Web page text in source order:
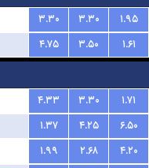
۳.۳۰ ۳.۳۰
۱.۹۵
۴.۷۵ ۳.۵۰
۱.۶۱
۴.۳۳ ۳.۳۰
۱.۷۱
۱.۳۷ ۴.۲۵
۶.۵۰
۱.۹۹ ۲.۶۸
۴.۲۰